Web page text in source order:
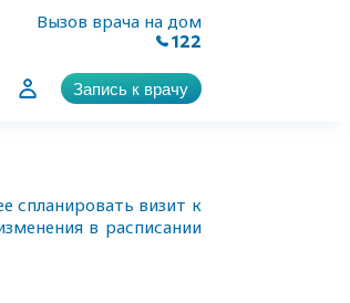
Вызов врача на дом
122
Запись к врачу
спланировать визит к
в расписании